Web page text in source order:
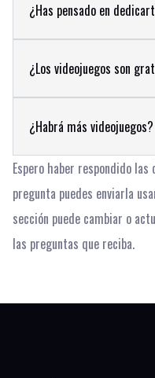
¿Has pensado en
¿Los videojuegos son
¿Habrá más videojuegos?
Espero haber respondido
pregunta puedes enviarla
sección puede cambiar o
las preguntas que reciba.